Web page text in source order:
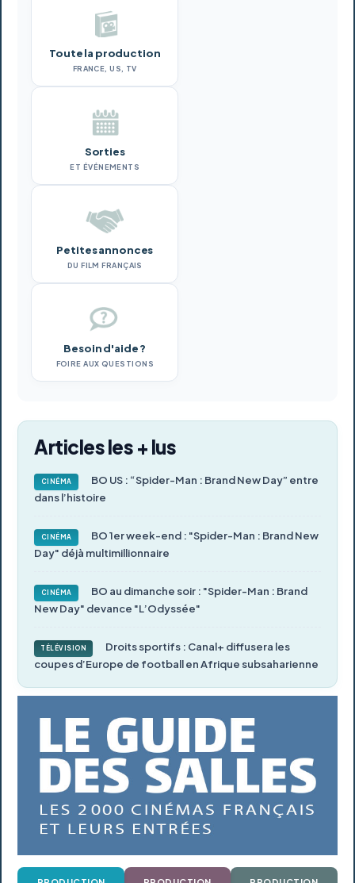
Toute la production
FRANCE, US, TV
Sorties
ET ÉVÉNEMENTS
Petites annonces
DU FILM FRANÇAIS
Besoin d'aide ?
FOIRE AUX QUESTIONS
Articles les + lus
CINÉMA
BO US : “Spider-Man : Brand New Day” entre
dans l’histoire
CINÉMA
BO 1er week-end : "Spider-Man : Brand New
Day" déjà multimillionnaire
CINÉMA
BO au dimanche soir : "Spider-Man : Brand
New Day" devance "L’Odyssée"
TÉLÉVISION
Droits sportifs : Canal+ diffusera les
coupes d’Europe de football en Afrique subsaharienne